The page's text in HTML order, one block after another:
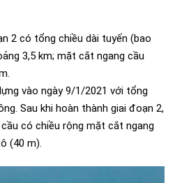
2 có tổng chiều dài tuyến (bao
3,5 km; mặt cắt ngang cầu
vào ngày 9/1/2021 với tổng
Sau khi hoàn thành giai đoạn 2,
có chiều rộng mặt cắt ngang
(40 m).